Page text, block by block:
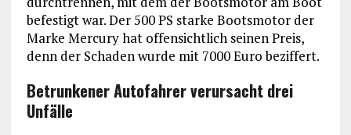
befestigt war. Der 500 PS starke Bootsmotor der
Marke Mercury hat offensichtlich seinen Preis,
denn der Schaden wurde mit 7000 Euro beziffert.
Betrunkener Autofahrer verursacht drei
Unfälle